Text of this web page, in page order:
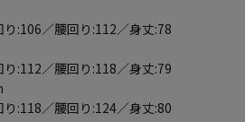
:106／腰回り:112／身丈:78
:112／腰回り:118／身丈:79
:118／腰回り:124／身丈:80